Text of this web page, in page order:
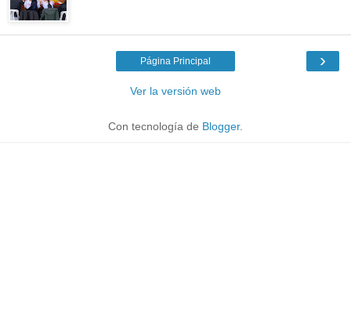
›
Página Principal
Ver la versión web
Con tecnología de Blogger.